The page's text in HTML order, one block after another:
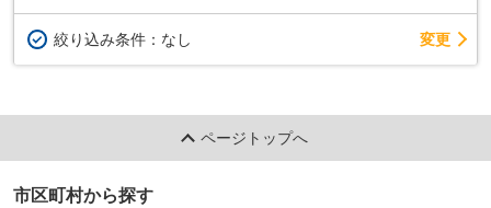
絞り込み条件： なし 変更
ページトップへ
市区町村から探す